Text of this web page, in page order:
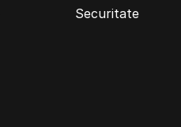
Securitate